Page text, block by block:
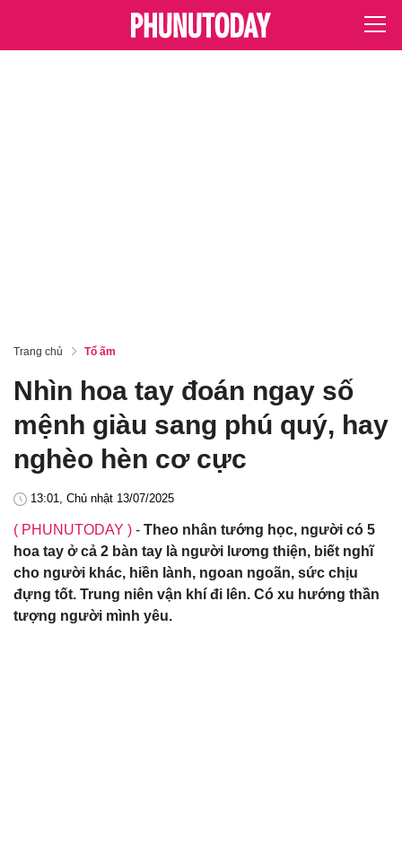
Trang chủ Tổ ấm
Nhìn hoa tay đoán ngay số
mệnh giàu sang phú quý, hay
nghèo hèn cơ cực
13:01, Chủ nhật 13/07/2025
( PHUNUTODAY ) - Theo nhân tướng học, người có 5
hoa tay ở cả 2 bàn tay là người lương thiện, biết nghĩ
cho người khác, hiền lành, ngoan ngoãn, sức chịu
đựng tốt. Trung niên vận khí đi lên. Có xu hướng thần
tượng người mình yêu.